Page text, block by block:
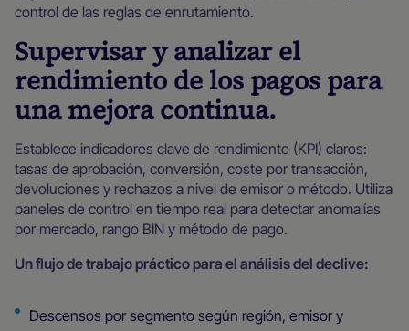
control de las reglas de enrutamiento.
Supervisar y analizar el
rendimiento de los pagos para
una mejora continua.
Establece indicadores clave de rendimiento (KPI) claros:
tasas de aprobación, conversión, coste por transacción,
devoluciones y rechazos a nivel de emisor o método. Utiliza
paneles de control en tiempo real para detectar anomalías
por mercado, rango BIN y método de pago.
Un flujo de trabajo práctico para el análisis del declive:
Descensos por segmento según región, emisor y